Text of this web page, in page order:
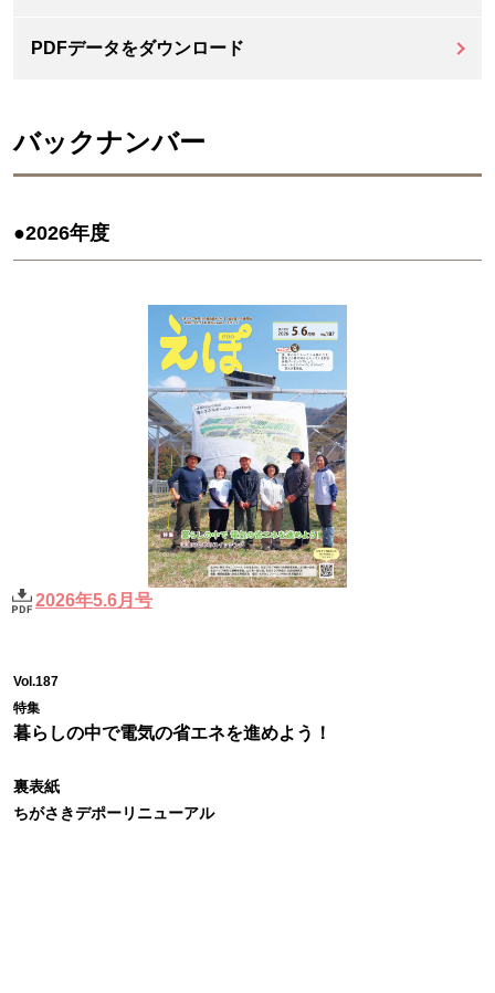
PDFデータをダウンロード
バックナンバー
●2026年度
2026年5.6月号
Vol.187
特集
暮らしの中で電気の省エネを進めよう！
裏表紙
ちがさきデポーリニューアル